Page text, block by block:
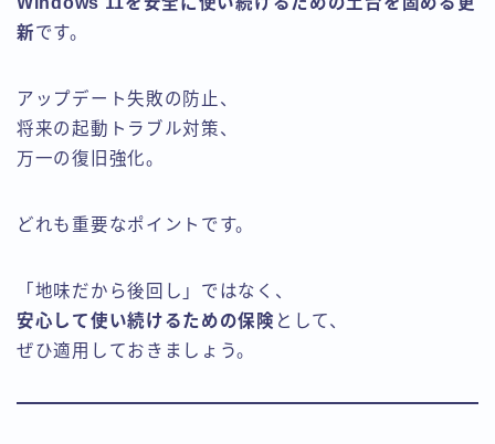
新です。
アップデート失敗の防止、
将来の起動トラブル対策、
万一の復旧強化。
どれも重要なポイントです。
「地味だから後回し」ではなく、
安心して使い続けるための保険 として、
ぜひ適用しておきましょう。